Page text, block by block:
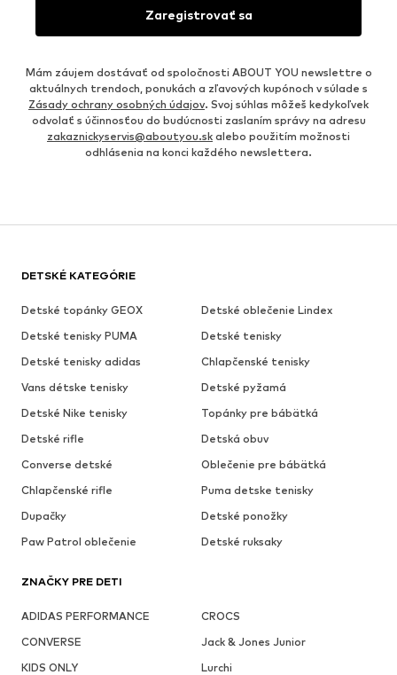
Zaregistrovať sa
Mám záujem dostávať od spoločnosti ABOUT YOU newslettre o
aktuálnych trendoch, ponukách a zľavových kupónoch v súlade s
Zásady ochrany osobných údajov. Svoj súhlas môžeš kedykoľvek
odvolať s účinnosťou do budúcnosti zaslaním správy na adresu
zakaznickyservis@aboutyou.sk alebo použitím možnosti
odhlásenia na konci každého newslettera.
DETSKÉ KATEGÓRIE
Detské topánky GEOX
Detské oblečenie Lindex
Detské tenisky PUMA
Detské tenisky
Detské tenisky adidas
Chlapčenské tenisky
Vans détske tenisky
Detské pyžamá
Detské Nike tenisky
Topánky pre bábätká
Detské rifle
Detská obuv
Converse detské
Oblečenie pre bábätká
Chlapčenské rifle
Puma detske tenisky
Dupačky
Detské ponožky
Paw Patrol oblečenie
Detské ruksaky
ZNAČKY PRE DETI
ADIDAS PERFORMANCE
CROCS
CONVERSE
Jack & Jones Junior
KIDS ONLY
Lurchi